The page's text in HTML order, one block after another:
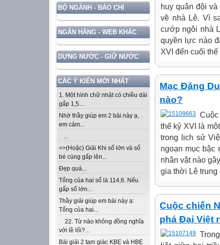
BỘ NGÀNH - BÁO CHÍ
NGÂN HÀNG - WEB KHÁC
DỰNG NƯỚC - GIỮ NƯỚC
CÁC Ý KIẾN MỚI NHẤT
1. Một hình chữ nhật có chiều dài
gấp 1,5...
Nhờ thầy giúp em 2 bài này ạ,
em cảm...
...
=>(Hoặc) Giải Khi số lớn và số
bé cùng gấp lên...
Đẹp quá...
Tổng của hai số là 114,6. Nếu
gấp số lớn...
Thầy giải giúp em bài này ạ:
Tổng của hai...
22. Từ nào không đồng nghĩa
với lề lối?...
Bài giải 2 tam giác KBE và HBE
huy quân đội
về nhà Lê. Vì
cướp ngôi nhà
quyền lực nào
XVI đến cuối
Mạc Đăng
nào?
thế kỷ XVI là
trong lịch sử
ngoạn mục bậc
nhân vật nào
gia thời Lê
Cuộc chiến
phá Đại Việt